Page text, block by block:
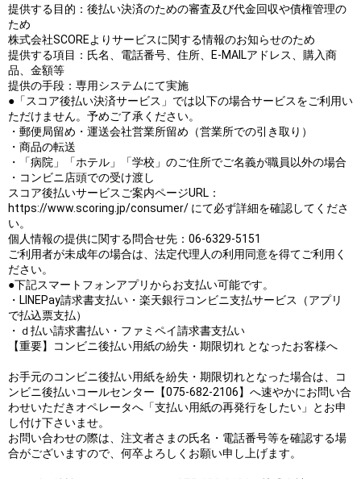
提供する目的：後払い決済のための審査及び代金回収や債権管理の
ため
株式会社SCOREよりサービスに関する情報のお知らせのため
提供する項目：氏名、電話番号、住所、E‐MAILアドレス、購入商
品、金額等
提供の手段：専用システムにて実施
●「スコア後払い決済サービス」では以下の場合サービスをご利用い
ただけません。予めご了承ください。
・郵便局留め・運送会社営業所留め（営業所での引き取り）
・商品の転送
・「病院」「ホテル」「学校」のご住所でご名義が職員以外の場合
・コンビニ店頭での受け渡し
スコア後払いサービスご案内ページURL：
https://www.scoring.jp/consumer/ にて必ず詳細を確認してくださ
い。
個人情報の提供に関する問合せ先：06-6329-5151
ご利用者が未成年の場合は、法定代理人の利用同意を得てご利用く
ださい。
●下記スマートフォンアプリからお支払い可能です。
・LINEPay請求書支払い・楽天銀行コンビニ支払サービス（アプリ
で払込票支払）
・ｄ払い請求書払い・ファミペイ請求書支払い
【重要】コンビニ後払い用紙の紛失・期限切れ となったお客様へ
お手元のコンビニ後払い用紙を紛失・期限切れとなった場合は、コ
ンビニ後払いコールセンター【075-682-2106】へ速やかにお問い合
わせいただきオペレータへ「支払い用紙の再発行をしたい」とお申
し付け下さいませ。
お問い合わせの際は、注文者さまの氏名・電話番号等を確認する場
合がございますので、何卒よろしくお願い申し上げます。